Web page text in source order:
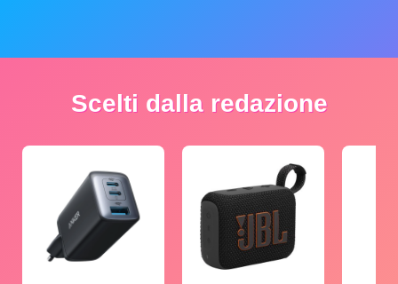
Scelti dalla redazione